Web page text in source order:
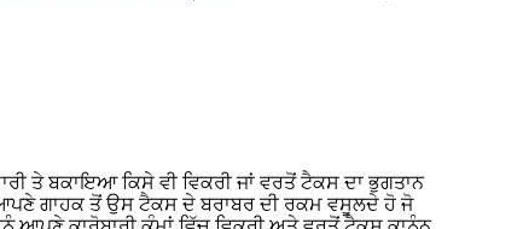
ਤੇ ਬਕਾਇਆ ਕਿਸੇ ਵੀ ਵਿਕਰੀ ਜਾਂ ਵਰਤੋਂ ਟੈਕਸ ਦਾ ਭੁਗਤਾਨ
ਆਪਣੇ ਗਾਹਕ ਤੋਂ ਉਸ ਟੈਕਸ ਦੇ ਬਰਾਬਰ ਦੀ ਰਕਮ ਵਸੂਲਦੇ ਹੋ ਜੋ